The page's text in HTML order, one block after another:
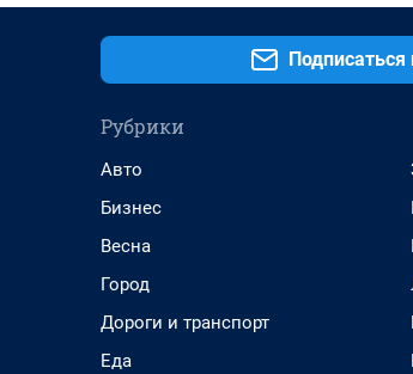
Подписаться
Рубрики
Авто
Бизнес
Весна
Город
Дороги и транспорт
Еда